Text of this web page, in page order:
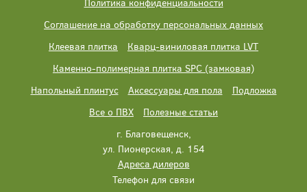
Соглашение на обработку персональных данных
Клеевая плитка
Кварц-виниловая плитка LVT
Каменно-полимерная плитка SPC (замковая)
Напольный плинтус
Аксессуары для пола
Подложка
Все о ПВХ
Полезные статьи
г. Благовещенск,
ул. Пионерская, д. 154
Адреса дилеров
Телефон для связи